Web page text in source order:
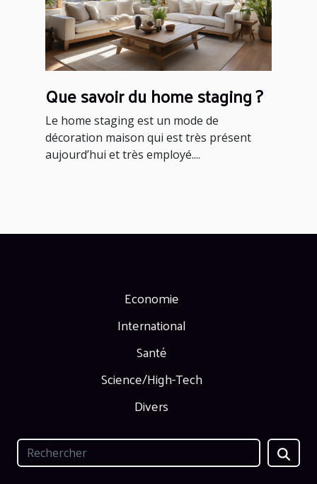
Que savoir du home staging ?
Le home staging est un mode de
décoration maison qui est très présent
aujourd’hui et très employé....
Economie
International
Santé
Science/High-Tech
Divers